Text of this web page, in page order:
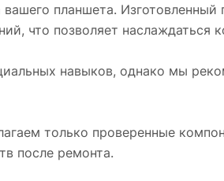
планшета.
что позволяет
навыков, однако мы
только проверенные
после ремонта.